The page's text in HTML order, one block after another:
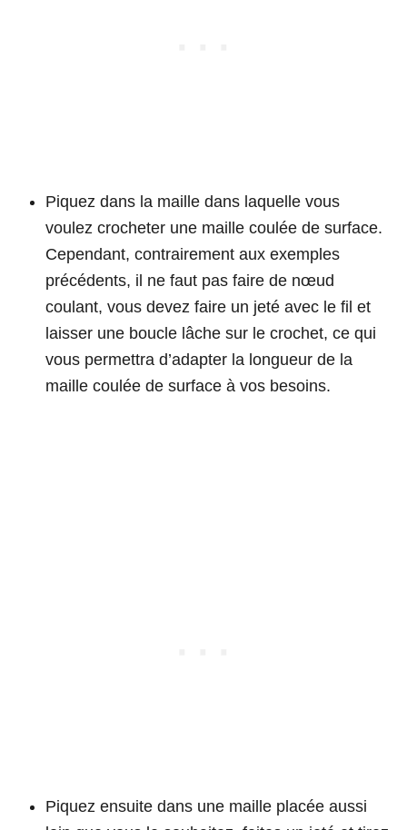
Piquez dans la maille dans laquelle vous
voulez crocheter une maille coulée de surface.
Cependant, contrairement aux exemples
précédents, il ne faut pas faire de nœud
coulant, vous devez faire un jeté avec le fil et
laisser une boucle lâche sur le crochet, ce qui
vous permettra d’adapter la longueur de la
maille coulée de surface à vos besoins.
Piquez ensuite dans une maille placée aussi